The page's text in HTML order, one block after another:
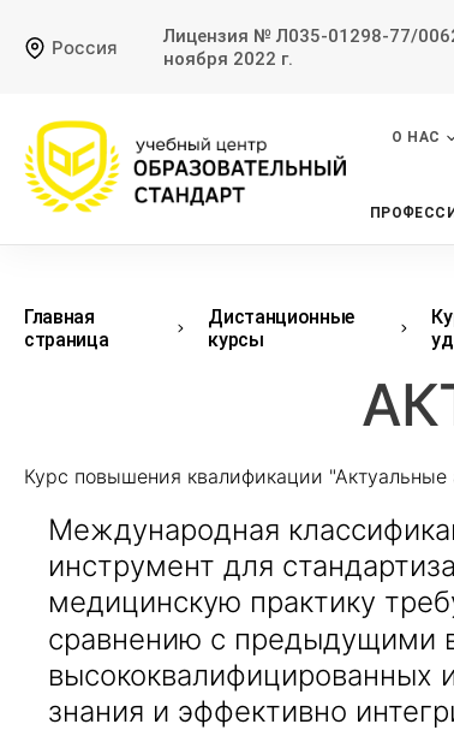
Россия
Лицензия № Л035-01298-77/
ноября 2022 г.
О НАС
Главная
страница
Дистанционные
курсы
Курс повышения квалификации
Международная
инструмент для
медицинскую практику
сравнению с предыдущими
высококвалифицированных
знания и эффективно